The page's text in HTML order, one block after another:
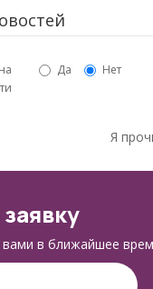
Да Нет
Я
в ближайшее